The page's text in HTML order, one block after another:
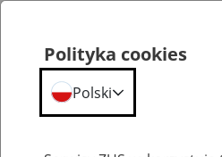
Polityka cookies
Polski